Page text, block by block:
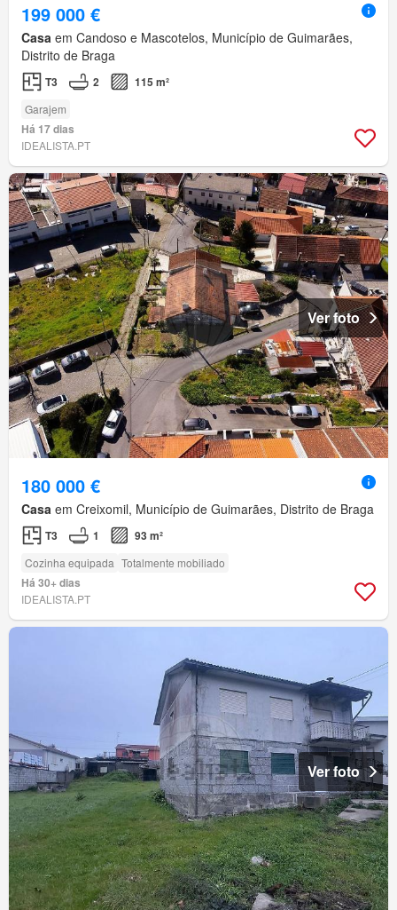
199 000 €
Casa em Candoso e Mascotelos, Município de Guimarães,
Distrito de Braga
T3 2 115 m²
Garajem
Há 17 dias
IDEALISTA.PT
Ver foto
180 000 €
Casa em Creixomil, Município de Guimarães, Distrito de Braga
T3 1 93 m²
Cozinha equipada Totalmente mobiliado
Há 30+ dias
IDEALISTA.PT
Ver foto